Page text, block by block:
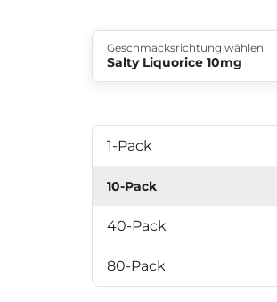
Geschmacksrichtung wählen
Salty Liquorice 10mg
1-Pack
10-Pack
40-Pack
80-Pack